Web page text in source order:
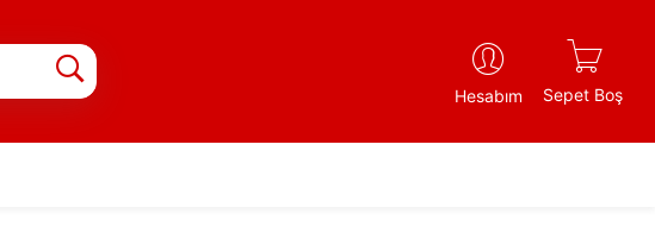
Hesabım Sepet Boş